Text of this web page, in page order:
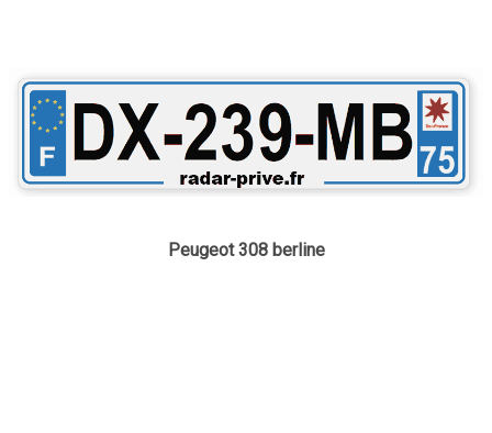
Peugeot 308 berline